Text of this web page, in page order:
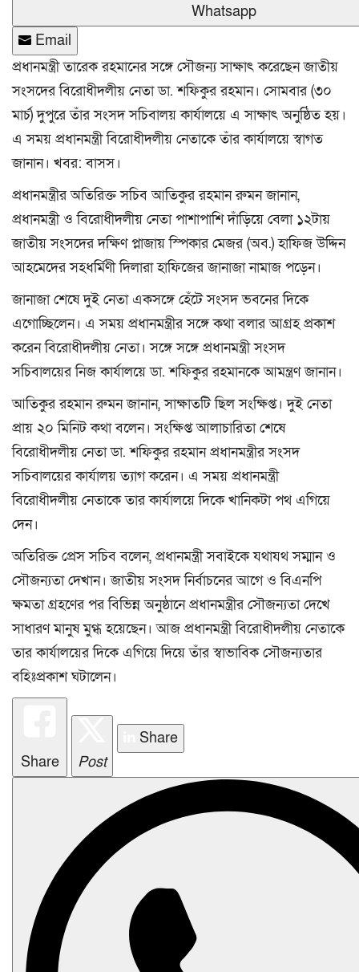
Whatsapp
Email
প্রধানমন্ত্রী তারেক রহমানের সঙ্গে সৌজন্য সাক্ষাৎ করেছেন জাতীয়
সংসদের বিরোধীদলীয় নেতা ডা. শফিকুর রহমান। সোমবার (৩০
মার্চ) দুপুরে তাঁর সংসদ সচিবালয় কার্যালয়ে এ সাক্ষাৎ অনুষ্ঠিত হয়।
এ সময় প্রধানমন্ত্রী বিরোধীদলীয় নেতাকে তাঁর কার্যালয়ে স্বাগত
জানান। খবর: বাসস।
প্রধানমন্ত্রীর অতিরিক্ত সচিব আতিকুর রহমান রুমন জানান,
প্রধানমন্ত্রী ও বিরোধীদলীয় নেতা পাশাপাশি দাঁড়িয়ে বেলা ১২টায়
জাতীয় সংসদের দক্ষিণ প্লাজায় স্পিকার মেজর (অব.) হাফিজ উদ্দিন
আহমেদের সহধর্মিণী দিলারা হাফিজের জানাজা নামাজ পড়েন।
জানাজা শেষে দুই নেতা একসঙ্গে হেঁটে সংসদ ভবনের দিকে
এগোচ্ছিলেন। এ সময় প্রধানমন্ত্রীর সঙ্গে কথা বলার আগ্রহ প্রকাশ
করেন বিরোধীদলীয় নেতা। সঙ্গে সঙ্গে প্রধানমন্ত্রী সংসদ
সচিবালয়ের নিজ কার্যালয়ে ডা. শফিকুর রহমানকে আমন্ত্রণ জানান।
আতিকুর রহমান রুমন জানান, সাক্ষাতটি ছিল সংক্ষিপ্ত। দুই নেতা
প্রায় ২০ মিনিট কথা বলেন। সংক্ষিপ্ত আলাচারিতা শেষে
বিরোধীদলীয় নেতা ডা. শফিকুর রহমান প্রধানমন্ত্রীর সংসদ
সচিবালয়ের কার্যালয় ত্যাগ করেন। এ সময় প্রধানমন্ত্রী
বিরোধীদলীয় নেতাকে তার কার্যালয়ে দিকে খানিকটা পথ এগিয়ে
দেন।
অতিরিক্ত প্রেস সচিব বলেন, প্রধানমন্ত্রী সবাইকে যথাযথ সম্মান ও
সৌজন্যতা দেখান। জাতীয় সংসদ নির্বাচনের আগে ও বিএনপি
ক্ষমতা গ্রহণের পর বিভিন্ন অনুষ্ঠানে প্রধানমন্ত্রীর সৌজন্যতা দেখে
সাধারণ মানুষ মুগ্ধ হয়েছেন। আজ প্রধানমন্ত্রী বিরোধীদলীয় নেতাকে
তার কার্যালয়ের দিকে এগিয়ে দিয়ে তাঁর স্বাভাবিক সৌজন্যতার
বহিঃপ্রকাশ ঘটালেন।
Share Post
Share